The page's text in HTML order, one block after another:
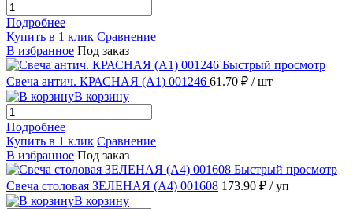
Подробнее
Купить в 1 клик Сравнение
В избранное Под заказ
Быстрый просмотр
Свеча антич. КРАСНАЯ (А1) 001246 61.70 ₽ / шт
В корзину
Подробнее
Купить в 1 клик Сравнение
В избранное Под заказ
Быстрый просмотр
Свеча столовая ЗЕЛЕНАЯ (А4) 001608 173.90 ₽ / уп
В корзину